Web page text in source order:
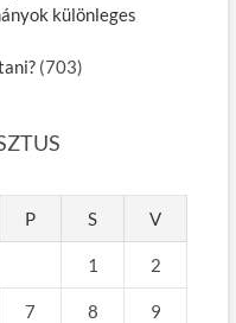
különleges
(703)
P S V
1 2
7 8 9